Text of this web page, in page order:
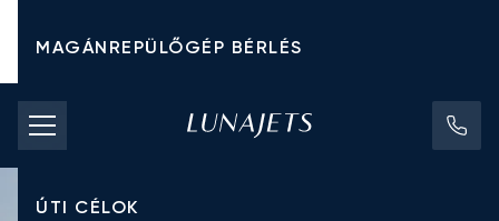
MAGÁNREPÜLŐGÉP BÉRLÉS
CHARTER ÁRAK
MAGÁNREPÜLŐGÉPEK
ÚTI CÉLOK